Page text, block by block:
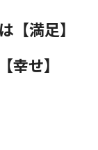
【満足】
幸せ】